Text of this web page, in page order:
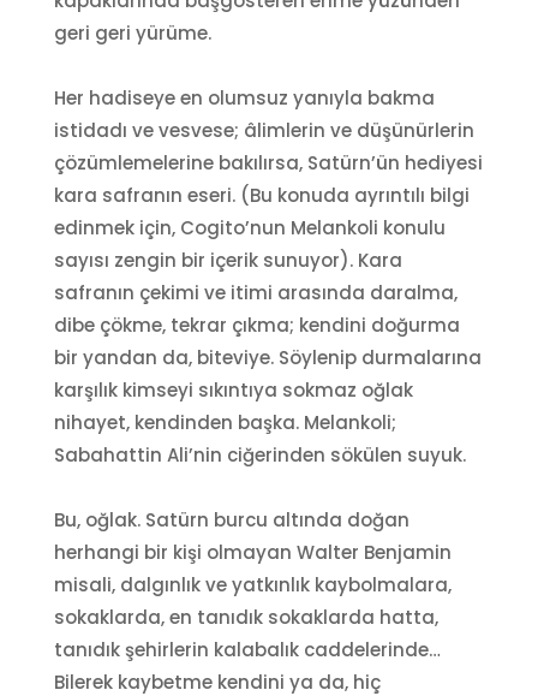
geri geri yürüme.
Her hadiseye en olumsuz yanıyla bakma
istidadı ve vesvese; âlimlerin ve düşünürlerin
çözümlemelerine bakılırsa, Satürn’ün hediyesi
kara safranın eseri. (Bu konuda ayrıntılı bilgi
edinmek için, Cogito’nun Melankoli konulu
sayısı zengin bir içerik sunuyor). Kara
safranın çekimi ve itimi arasında daralma,
dibe çökme, tekrar çıkma; kendini doğurma
bir yandan da, biteviye. Söylenip durmalarına
karşılık kimseyi sıkıntıya sokmaz oğlak
nihayet, kendinden başka. Melankoli;
Sabahattin Ali’nin ciğerinden sökülen suyuk.
Bu, oğlak. Satürn burcu altında doğan
herhangi bir kişi olmayan Walter Benjamin
misali, dalgınlık ve yatkınlık kaybolmalara,
sokaklarda, en tanıdık sokaklarda hatta,
tanıdık şehirlerin kalabalık caddelerinde…
Bilerek kaybetme kendini ya da, hiç